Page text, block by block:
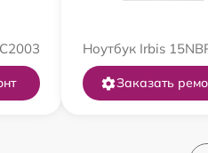
Ноутбук Irbis
Заказать